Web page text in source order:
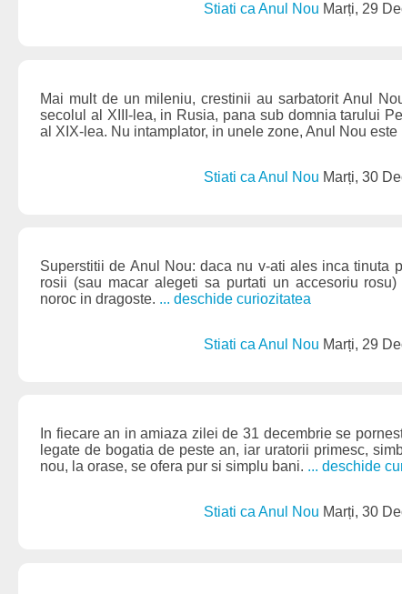
Stiati ca Anul Nou Marți, 29
Mai mult de un mileniu, crestinii au sarbatorit Anul
secolul al XIII-lea, in Rusia, pana sub domnia tarului
al XIX-lea. Nu intamplator, in unele zone, Anul Nou
Stiati ca Anul Nou Marți, 30
Superstitii de Anul Nou: daca nu v-ati ales inca tinuta
rosii (sau macar alegeti sa purtati un accesoriu
noroc in dragoste. ... deschide curiozitatea
Stiati ca Anul Nou Marți, 29
In fiecare an in amiaza zilei de 31 decembrie se
legate de bogatia de peste an, iar uratorii primesc,
nou, la orase, se ofera pur si simplu bani. ... deschide
Stiati ca Anul Nou Marți, 30